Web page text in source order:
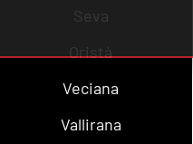
Seva
Oristà
Veciana
Vallirana